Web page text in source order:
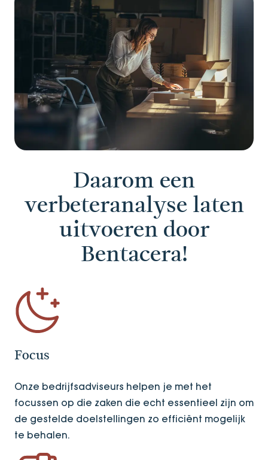
Daarom een
verbeteranalyse laten
uitvoeren door
Bentacera!
Focus
Onze bedrijfsadviseurs helpen je met het
focussen op die zaken die echt essentieel zijn om
de gestelde doelstellingen zo efficiënt mogelijk
te behalen.